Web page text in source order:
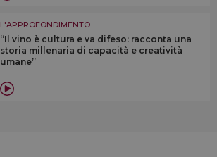
L'APPROFONDIMENTO
“Il vino è cultura e va difeso: racconta una
storia millenaria di capacità e creatività
umane”